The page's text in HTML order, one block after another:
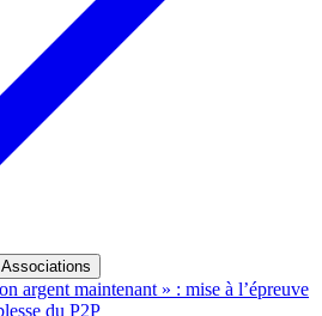
Associations